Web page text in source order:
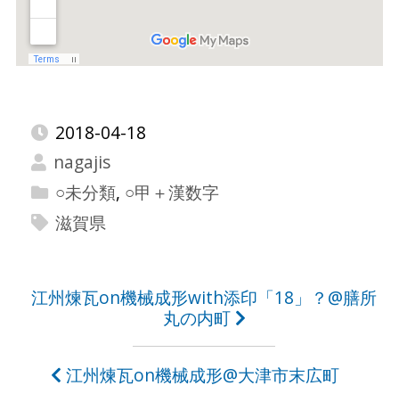
2018-04-18
nagajis
○未分類, ○甲＋漢数字
滋賀県
投
江州煉瓦on機械成形with添印「18」？@膳所
丸の内町
江州煉瓦on機械成形@大津市末広町